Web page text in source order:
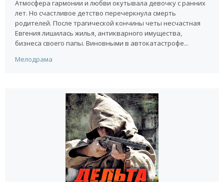
Атмосфера гармонии и любви окутывала девочку с ранних
лет. Но счастливое детство перечеркнула смерть
родителей. После трагической кончины четы несчастная
Евгения лишилась жилья, антикварного имущества,
бизнеса своего папы. Виновными в автокатастрофе...
Мелодрама